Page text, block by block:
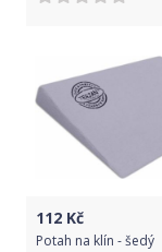
112 Kč
Potah na klín - šedý